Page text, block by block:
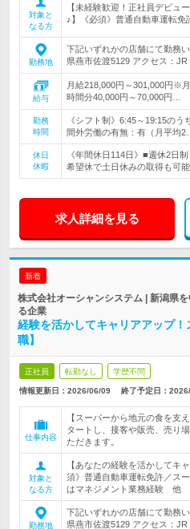
対象と
なる方
【未経験歓迎！正社員デビュ
♪】《必須》普通自動車運転免
勤務地
下記いずれかの店舗にて勤務
県燕市佐渡5129 アクセス：JR
給与
月給218,000円～301,000円※
時間分40,000円～70,000円…
勤務
時間
《シフト制》6:45～19:15の
間外労働の有無：有（月平均2…
休日
休暇
《年間休日114日》■週休2
希望休で土日休みの取得も可
求人詳細を見る
新着
株式会社オーシャンシステム | 新潟県
る企業
経験を活かしてキャリアアップ
職】
正社員 転勤なし 学歴不問
情報更新日：2026/06/09 終了予定日：
仕事内容
【スーパーから地元の食を支
タートし、接客や販売、売り
ただきます。
対象と
なる方
【あなたの経験を活かしてキ
須》普通自動車運転免許／ス
はマネジメント業務経験 他
勤務地
下記いずれかの店舗にて勤務
県燕市佐渡5129 アクセス：JR